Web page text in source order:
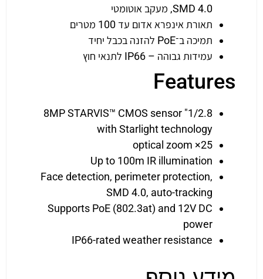
SMD 4.0, מעקב אוטומטי
תאורת אינפרא אדום עד 100 מטרים
תמיכה ב־PoE להזנה בכבל יחיד
עמידות גבוהה – IP66 לתנאי חוץ
Features
1/2.8" 8MP STARVIS™ CMOS sensor
with Starlight technology
25× optical zoom
Up to 100m IR illumination
Face detection, perimeter protection,
SMD 4.0, auto-tracking
Supports PoE (802.3at) and 12V DC
power
IP66-rated weather resistance